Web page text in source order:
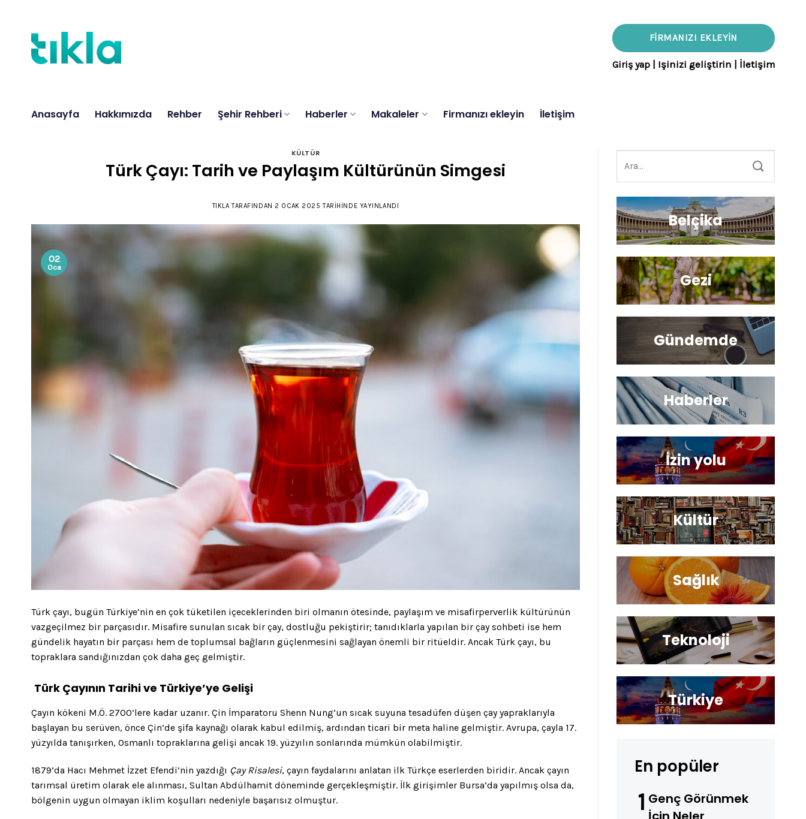
FIRMANIZI EKLEYIN
Giriş yap Işinizi geliştirin İletişim
Anasayfa Hakkımızda Rehber Şehir Rehberi Haberler Makaleler Firmanızı ekleyin İletişim
KÜLTÜR
Türk Çayı: Tarih ve Paylaşım Kültürünün Simgesi
TIKLA TARAFINDAN 2 OCAK 2025 TARIHINDE YAYINLANDI
02
Oca
Türk çayı, bugün Türkiye’nin en çok tüketilen içeceklerinden biri olmanın ötesinde, paylaşım ve misafirperverlik kültürünün
vazgeçilmez bir parçasıdır. Misafire sunulan sıcak bir çay, dostluğu pekiştirir; tanıdıklarla yapılan bir çay sohbeti ise hem
gündelik hayatın bir parçası hem de toplumsal bağların güçlenmesini sağlayan önemli bir ritüeldir. Ancak Türk çayı, bu
topraklara sandığınızdan çok daha geç gelmiştir.
Türk Çayının Tarihi ve Türkiye’ye Gelişi
Çayın kökeni M.Ö. 2700’lere kadar uzanır. Çin İmparatoru Shenn Nung’un sıcak suyuna tesadüfen düşen çay yapraklarıyla
başlayan bu serüven, önce Çin’de şifa kaynağı olarak kabul edilmiş, ardından ticari bir meta haline gelmiştir. Avrupa, çayla 17.
yüzyılda tanışırken, Osmanlı topraklarına gelişi ancak 19. yüzyılın sonlarında mümkün olabilmiştir.
1879’da Hacı Mehmet İzzet Efendi’nin yazdığı Çay Risalesi, çayın faydalarını anlatan ilk Türkçe eserlerden biridir. Ancak çayın
tarımsal üretim olarak ele alınması, Sultan Abdülhamit döneminde gerçekleşmiştir. İlk girişimler Bursa’da yapılmış olsa da,
bölgenin uygun olmayan iklim koşulları nedeniyle başarısız olmuştur.
Belçika
Gezi
Gündemde
Haberler
İzin yolu
Kültür
Sağlık
Teknoloji
Türkiye
En popüler
1 Genç Görünmek